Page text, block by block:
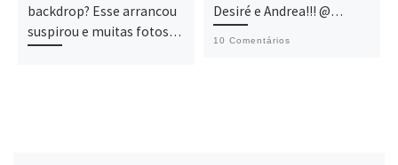
backdrop? Esse arrancou
suspirou e muitas fotos…
Desiré e Andrea!!! @…
10 Comentários